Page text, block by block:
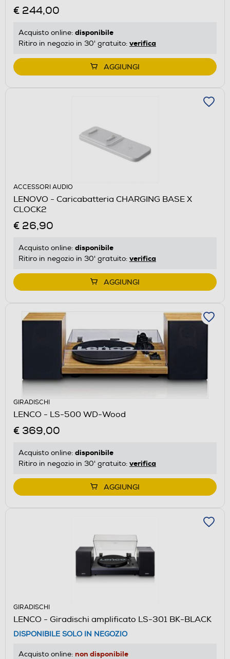
€ 244,00
Acquisto online: disponibile
Ritiro in negozio in 30' gratuito: verifica
AGGIUNGI
ACCESSORI AUDIO
LENOVO - Caricabatteria CHARGING BASE X
CLOCK2
€ 26,90
Acquisto online: disponibile
Ritiro in negozio in 30' gratuito: verifica
AGGIUNGI
GIRADISCHI
LENCO - LS-500 WD-Wood
€ 369,00
Acquisto online: disponibile
Ritiro in negozio in 30' gratuito: verifica
AGGIUNGI
GIRADISCHI
LENCO - Giradischi amplificato LS-301 BK-BLACK
DISPONIBILE SOLO IN NEGOZIO
Acquisto online: non disponibile